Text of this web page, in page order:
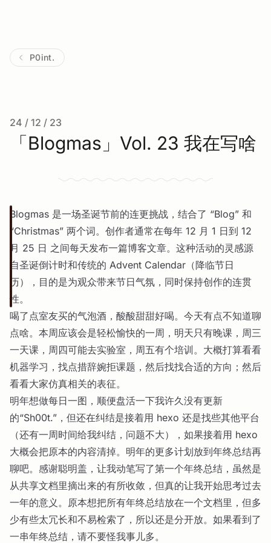
P0int.
24 / 12 / 23
「Blogmas」Vol. 23 我在写啥
Blogmas 是一场圣诞节前的连更挑战，结合了 “Blog” 和
“Christmas” 两个词。创作者通常在每年 12 月 1 日到 12
月 25 日 之间每天发布一篇博客文章。这种活动的灵感源
自圣诞倒计时和传统的 Advent Calendar（降临节日
历），目的是为观众带来节日气氛，同时保持创作的连贯
性。
喝了点室友买的气泡酒，酸酸甜甜好喝。今天有点不知道聊
点啥。本周应该会是轻松愉快的一周，明天只有晚课，周三
一天课，周四可能去实验室，周五有个培训。大概打算看看
机器学习，找点措辞婉拒课题，然后找找合适的方向；然后
看看大家仿真相关的表征。
明年想做每日一图，顺便盘活一下我许久没有更新
的“Sh00t.”，但还在纠结是接着用 hexo 还是找些其他平台
（还有一周时间给我纠结，问题不大），如果接着用 hexo
大概会把原本的内容清掉。明年的更多计划放到年终总结再
聊吧。感谢聪明盖，让我动笔写了第一个年终总结，虽然是
从共享文档里摘出来的有所收敛，但真的让我开始思考过去
一年的意义。原本想把所有年终总结放在一个文档里，但多
少有些太冗长和不易检索了，所以还是分开放。如果看到了
一串年终总结，请不要怪我事儿多。